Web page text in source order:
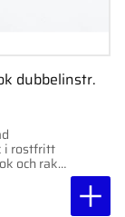
dubbelinstr.
i rostfritt
och rak